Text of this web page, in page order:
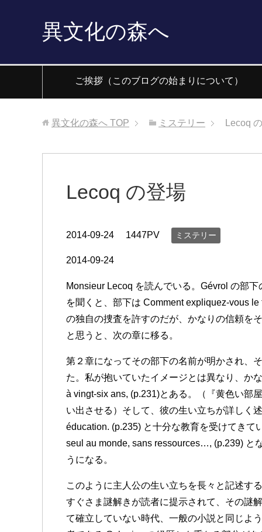
異文化の森へ
ご挨拶（このブログの始まりについて）
異文化の森へ TOP ミステリー Lecoq
Lecoq の登場
2014-09-24 1447PV ミステリー
2014-09-24
Monsieur Lecoq を読んでいる。Gévrol の部
を聞くと、部下は Comment expliquez-vous
の独自の捜査を許すのだが、かなりの信頼を
と思うと、次の章に移る。
第２章になってその部下の名前が明かされ、
た。私が抱いていたイメージとは異なり、か
à vingt-six ans, (p.231)とある。（『黄色い部
い出させる）そして、彼の生い立ちが詳しく
éducation. (p.235) と十分な教育を受けてき
seul au monde, sans ressources…, (p.239) と
うになる。
このように主人公の生い立ちを長々と記述す
すぐさま謎解きが読者に提示されて、その謎
て確立していない時代、一般の小説と同じよ